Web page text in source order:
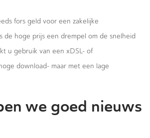
fors geld voor een zakelijke
de hoge prijs een drempel om de snelheid
u gebruik van een xDSL- of
download- maar met een lage
we goed nieuws